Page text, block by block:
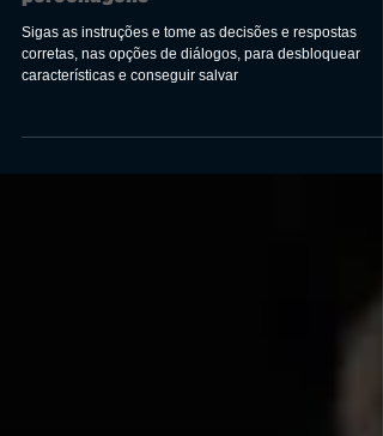
personagens
Sigas as instruções e tome as decisões e respostas